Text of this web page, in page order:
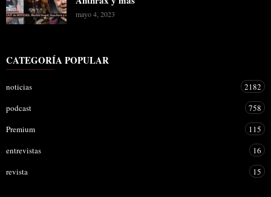
mayo 4, 2023
CATEGORÍA POPULAR
noticias
2182
podcast
758
Premium
115
entrevistas
16
revista
15